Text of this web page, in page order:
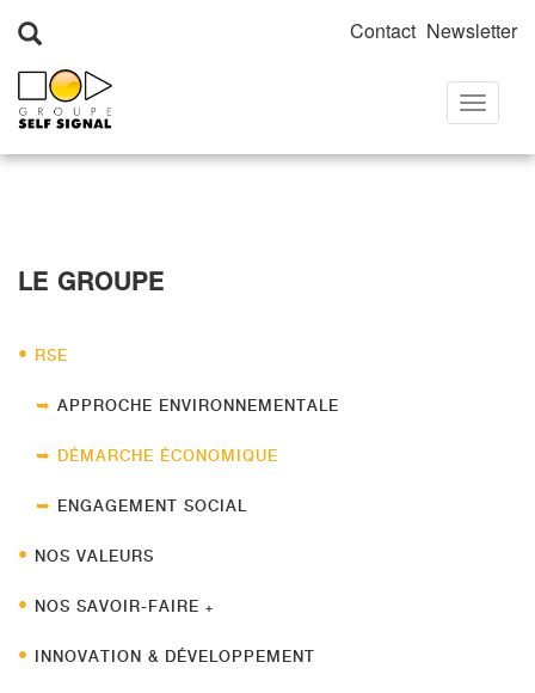
Contact Newsletter
Toggle
Accueil»Le groupe
LE GROUPE
RSE
APPROCHE ENVIRONNEMENTALE
DÉMARCHE ÉCONOMIQUE
ENGAGEMENT SOCIAL
NOS VALEURS
NOS SAVOIR-FAIRE
INNOVATION & DÉVELOPPEMENT